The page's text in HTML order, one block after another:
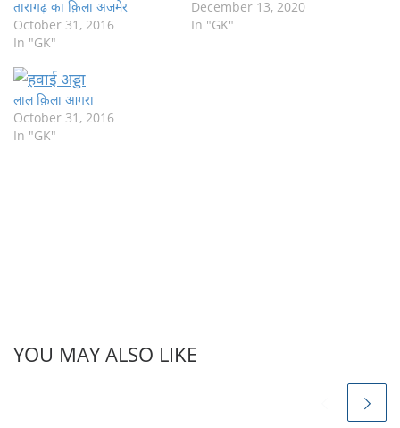
तारागढ़ का क़िला अजमेर
October 31, 2016
In "GK"
राजस्थान के किस राज्य के शासक
को महारावल कहा जाता है a)
December 13, 2020
In "GK"
लाल क़िला आगरा
October 31, 2016
In "GK"
YOU MAY ALSO LIKE